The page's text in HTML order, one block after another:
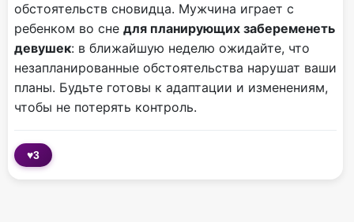
обстоятельств сновидца. Мужчина играет с
ребенком во сне для планирующих забеременеть
девушек: в ближайшую неделю ожидайте, что
незапланированные обстоятельства нарушат ваши
планы. Будьте готовы к адаптации и изменениям,
чтобы не потерять контроль.
♥3